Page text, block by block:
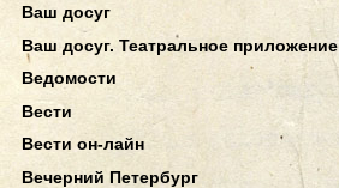
Ваш досуг
Ваш досуг. Театральное приложение
Ведомости
Вести
Вести он-лайн
Вечерний Петербург